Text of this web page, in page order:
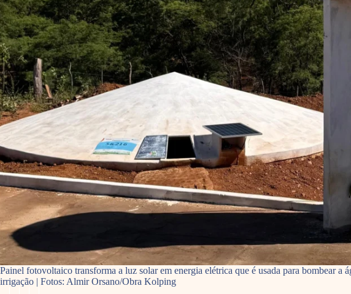
Painel fotovoltaico transforma a luz solar em energia elétrica que é usada para bombear a
irrigação | Fotos: Almir Orsano/Obra Kolping